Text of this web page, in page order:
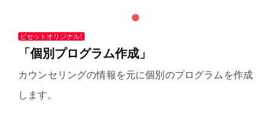
ビセットオリジナル!
「個別プログラム作成」
カウンセリングの情報を元に個別のプログラムを作成
します。